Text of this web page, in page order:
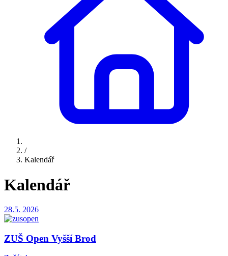
/
Kalendář
Kalendář
28.5. 2026
ZUŠ Open Vyšší Brod